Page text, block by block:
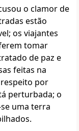
o clamor de
estão
os viajantes
tomar
de paz e
feitas na
por
perturbada; o
uma terra